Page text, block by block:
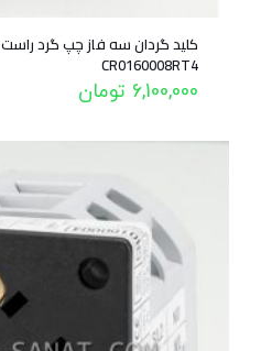
CR0160008RT4
6,100,000 تومان